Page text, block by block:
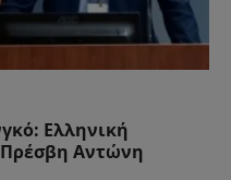
Ελληνική
Αντώνη